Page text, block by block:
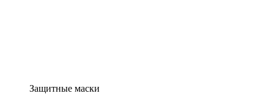
Защитные маски